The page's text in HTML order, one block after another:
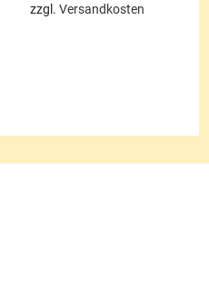
zzgl. Versandkosten